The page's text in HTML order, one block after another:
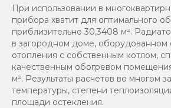
При использовании в
прибора хватит для оптимального
приблизительно 30,3408 м².
в загородном доме, оборудованном
отопления с собственным котлом,
качественным обогревом
м². Результаты расчетов во многом
температуры, степени
площади остекления.